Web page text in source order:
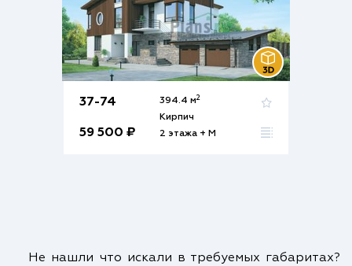
37-74
59 500 ₽
394.4 м2
Кирпич
2 этажа + М
Не нашли что искали в требуемых габаритах?